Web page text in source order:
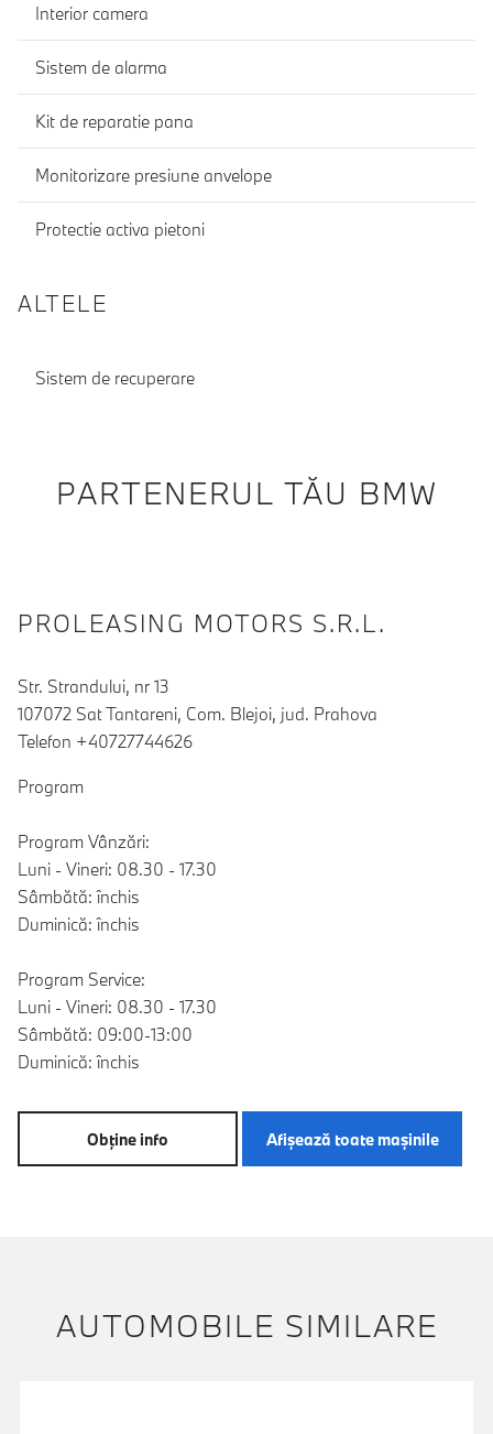
Interior camera
Sistem de alarma
Kit de reparatie pana
Monitorizare presiune anvelope
Protectie activa pietoni
ALTELE
Sistem de recuperare
PARTENERUL TĂU BMW
PROLEASING MOTORS S.R.L.
Str. Strandului, nr 13
107072 Sat Tantareni, Com. Blejoi, jud. Prahova
Telefon +40727744626
Program
Program Vânzări:
Luni - Vineri: 08.30 - 17.30
Sâmbătă: închis
Duminică: închis
Program Service:
Luni - Vineri: 08.30 - 17.30
Sâmbătă: 09:00-13:00
Duminică: închis
Obţine info Afişează toate maşinile
AUTOMOBILE SIMILARE